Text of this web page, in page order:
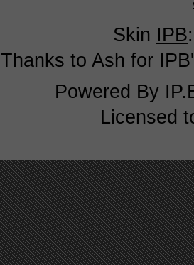
Skin IPB
Thanks to Ash for
Powered By
Licensed